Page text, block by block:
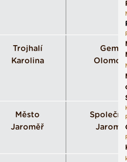
Trojhalí
Karolina
Gemo
Olomouc
Město
Jaroměř